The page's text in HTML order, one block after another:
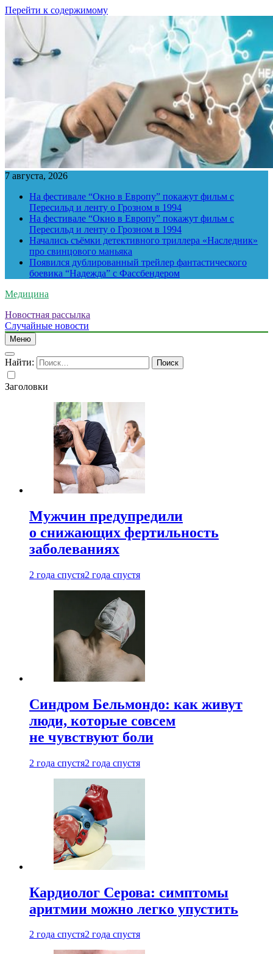
Перейти к содержимому
7 августа, 2026
На фестивале “Окно в Европу” покажут фильм с
Пересильд и ленту о Грозном в 1994
На фестивале “Окно в Европу” покажут фильм с
Пересильд и ленту о Грозном в 1994
Начались съёмки детективного триллера «Наследник»
про свинцового маньяка
Появился дублированный трейлер фантастического
боевика “Надежда” с Фассбендером
Медицина
Новостная рассылка
Случайные новости
Меню
Найти:
Заголовки
Мужчин предупредили
о снижающих фертильность
заболеваниях
2 года спустя2 года спустя
Синдром Бельмондо: как живут
люди, которые совсем
не чувствуют боли
2 года спустя2 года спустя
Кардиолог Серова: симптомы
аритмии можно легко упустить
2 года спустя2 года спустя